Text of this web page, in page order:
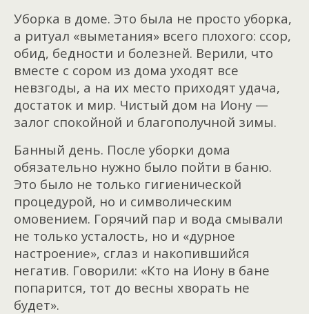
Уборка в доме. Это была не просто уборка,
а ритуал «выметания» всего плохого: ссор,
обид, бедности и болезней. Верили, что
вместе с сором из дома уходят все
невзгоды, а на их место приходят удача,
достаток и мир. Чистый дом на Иону —
залог спокойной и благополучной зимы.
Банный день. После уборки дома
обязательно нужно было пойти в баню.
Это было не только гигиенической
процедурой, но и символическим
омовением. Горячий пар и вода смывали
не только усталость, но и «дурное
настроение», сглаз и накопившийся
негатив. Говорили: «Кто на Иону в бане
попарится, тот до весны хворать не
будет».